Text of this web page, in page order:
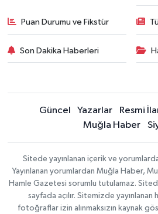
Puan Durumu ve Fikstür
Son Dakika Haberleri
Güncel Yazarlar Resmi
Muğla Haber
Sitede yayınlanan içerik ve
Yayınlanan yorumlardan Muğla Haber,
Hamle Gazetesi sorumlu tutulamaz.
sayfada açılır. Sitemizde yayınlanan
fotoğraflar izin alınmaksızın kaynak